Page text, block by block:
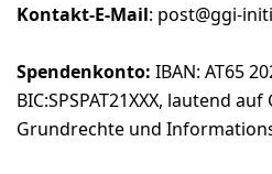
Kontakt-E-Mail: post@ggi-
Spendenkonto: IBAN: AT65
BIC:SPSPAT21XXX, lautend
Grundrechte und